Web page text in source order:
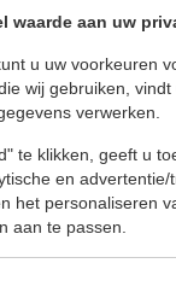
waarde aan uw
u uw voorkeuren
wij gebruiken,
verwerken.
te klikken, geeft u
en
het personaliseren
aan te passen.
van traysmet
vlakke
En kan o.a.
een perfecte
temperatuur